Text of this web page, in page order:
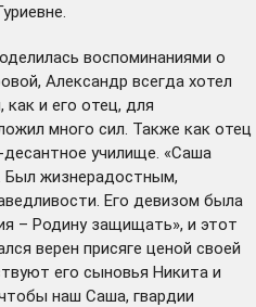
воспоминаниями о
Александр всегда хотел
и его отец, для
много сил. Также как отец
училище. «Саша
жизнерадостным,
Его девизом была
– Родину защищать», и этот
верен присяге ценой своей
его сыновья Никита и
наш Саша, гвардии